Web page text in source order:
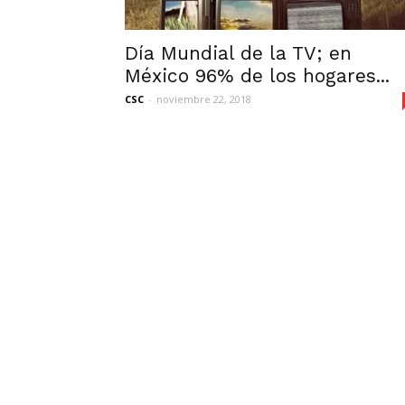
Día Mundial de la TV; en
México 96% de los hogares...
CSC - noviembre 22, 2018